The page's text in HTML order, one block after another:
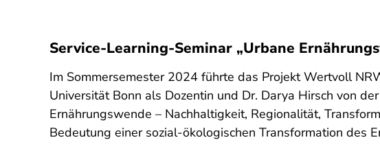
Service-Learning-Seminar „Urbane
Im Sommersemester 2024 führte das Projekt Wertvoll
Universität Bonn als Dozentin und Dr. Darya Hirsch von
Ernährungswende – Nachhaltigkeit, Regionalität,
Bedeutung einer sozial-ökologischen Transformation des